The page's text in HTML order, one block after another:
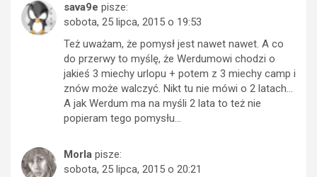
sava9e pisze:
sobota, 25 lipca, 2015 o 19:53
Też uważam, że pomysł jest nawet nawet. A co
do przerwy to myślę, że Werdumowi chodzi o
jakieś 3 miechy urlopu + potem z 3 miechy camp i
znów może walczyć. Nikt tu nie mówi o 2 latach…
A jak Werdum ma na myśli 2 lata to też nie
popieram tego pomysłu…
Morla pisze:
sobota, 25 lipca, 2015 o 20:21